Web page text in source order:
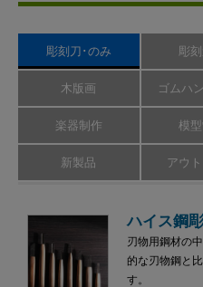
彫刻刀･のみ 彫
木版画 ゴムハ
楽器制作 模
新製品 アウ
ハイス鋼
刃物用鋼材の
的な刃物鋼と
す。